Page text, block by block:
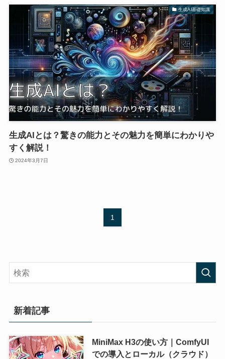
生成AI基礎知識
生成AIとは？驚きの能力とその魅力を簡単にわかりや
すく解説！
2024年3月7日
1
新着記事
MiniMax H3の使い方｜ComfyUI
での導入とローカル（クラウド）